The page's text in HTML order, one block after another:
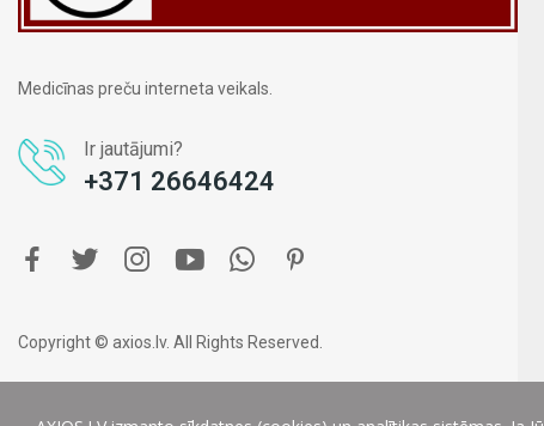
Medicīnas preču interneta veikals.
Ir jautājumi?
+371 26646424
Copyright © axios.lv. All Rights Reserved.